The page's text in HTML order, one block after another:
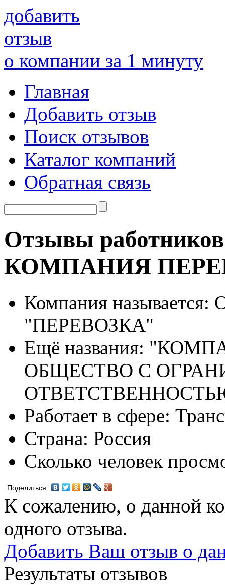
добавить
отзыв
о компании за 1 минуту
Главная
Добавить отзыв
Поиск отзывов
Каталог компаний
Обратная связь
Отзывы
КОМПАНИЯ
Компания называется:
"ПЕРЕВОЗКА"
Ещё названия:
ОБЩЕСТВО С
Работает в сфере:
Страна: Россия
Сколько человек
Поделиться
К сожалению, о данной
одного отзыва.
Добавить Ваш отзыв о
Результаты отзывов